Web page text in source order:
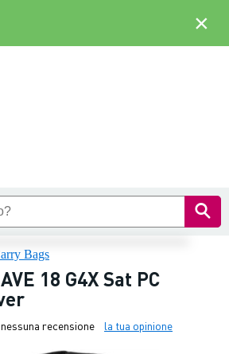
Bags
18 G4X Sat PC
recensione la tua opinione
×